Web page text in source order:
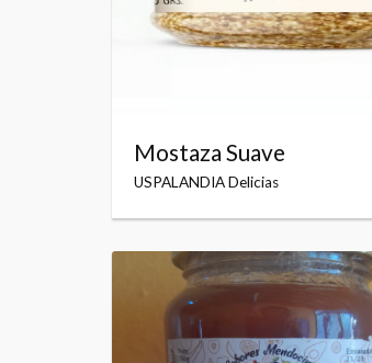
Mostaza Suave
USPALANDIA Delicias